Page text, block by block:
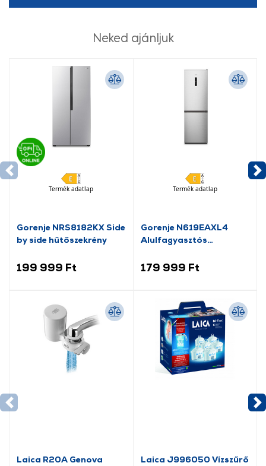
Neked ajánljuk
Termék adatlap
Gorenje NRS8182KX Side
by side hűtőszekrény
199 999 Ft
Termék adatlap
Gorenje N619EAXL4
Alulfagyasztós
179 999 Ft
Laica R20A Genova
Laica J996050 Vízszűrő